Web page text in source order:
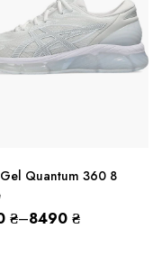
Quantum 360 8
₴–8490 ₴